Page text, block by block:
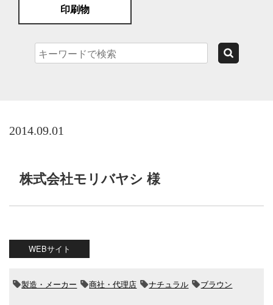
印刷物
2014.09.01
株式会社モリバヤシ 様
WEBサイト
製造・メーカー 商社・代理店 ナチュラル ブラウン